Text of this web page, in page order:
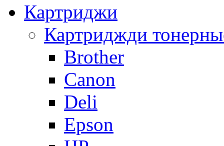
Картриджи
Картриджди
Brother
Canon
Deli
Epson